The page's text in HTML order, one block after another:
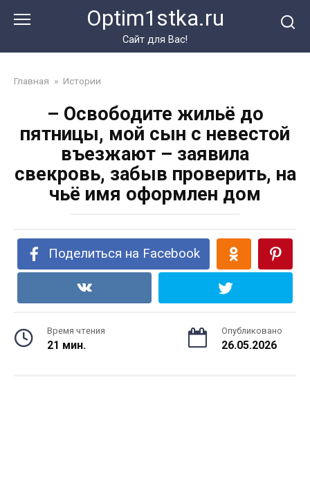
Optim1stka.ru
Сайт для Вас!
Главная » Истории
– Освободите жильё до
пятницы, мой сын с невестой
въезжают – заявила
свекровь, забыв проверить, на
чьё имя оформлен дом
Поделиться на Facebook
Время чтения
21 мин.
Опубликовано
26.05.2026